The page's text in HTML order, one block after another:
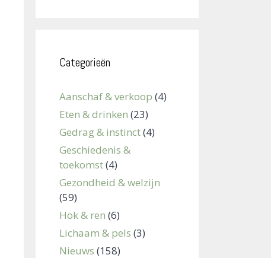
Categorieën
Aanschaf & verkoop (4)
Eten & drinken (23)
Gedrag & instinct(4)
Geschiedenis &
toekomst(4)
Gezondheid & welzijn
(59)
Hok & ren (6)
Lichaam & pels (3)
Nieuws (158)